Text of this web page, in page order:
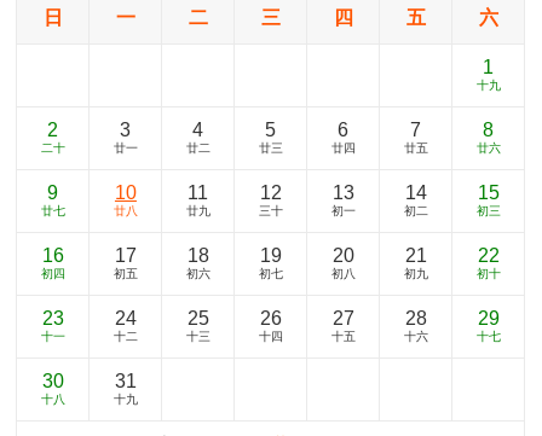
日 一 二 三 四 五 六
1
十九
2
二十
3
廿一
4
廿二
5
廿三
6
廿四
7
廿五
8
廿六
9
廿七
10
廿八
11
廿九
12
三十
13
初一
14
初二
15
初三
16
初四
17
初五
18
初六
19
初七
20
初八
21
初九
22
初十
23
十一
24
十二
25
十三
26
十四
27
十五
28
十六
29
十七
30
十八
31
十九